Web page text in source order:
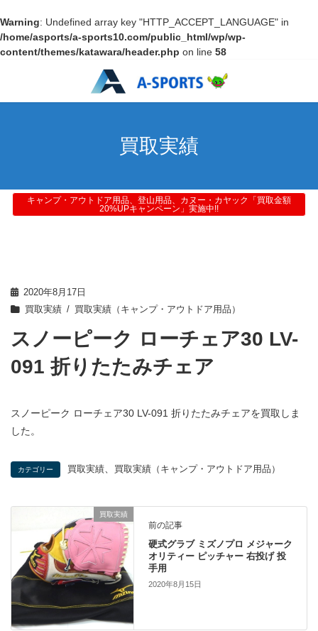
Warning: Undefined array key "HTTP_ACCEPT_LANGUAGE" in
/home/asports/a-sports10.com/public_html/wp/wp-
content/themes/katawara/header.php on line 58
買取実績
キャンプ・アウトドア用品、登山用品、カヌー・カヤック「買取金額
20%UPキャンペーン」実施中!!
2020年8月17日
買取実績
買取実績（キャンプ・アウトドア用品）
スノーピーク ローチェア30 LV-
091 折りたたみチェア
スノーピーク ローチェア30 LV-091 折りたたみチェアを買取しま
した。
カテゴリー 買取実績、 買取実績（キャンプ・アウトドア用品）
買取実績
前の記事
硬式グラブ ミズノプロ メジャーク
オリティー ピッチャー 右投げ 投
手用
2020年8月15日